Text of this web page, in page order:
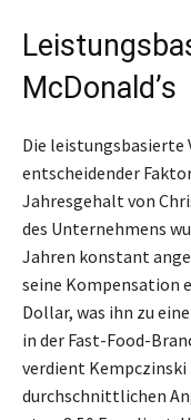
McDonald’s
Die leistungsbasierte
entscheidender
Jahresgehalt von
des Unternehmens
Jahren konstant
seine Kompensation
Dollar, was ihn zu
in der Fast-Food-
verdient Kempczinski
durchschnittlichen